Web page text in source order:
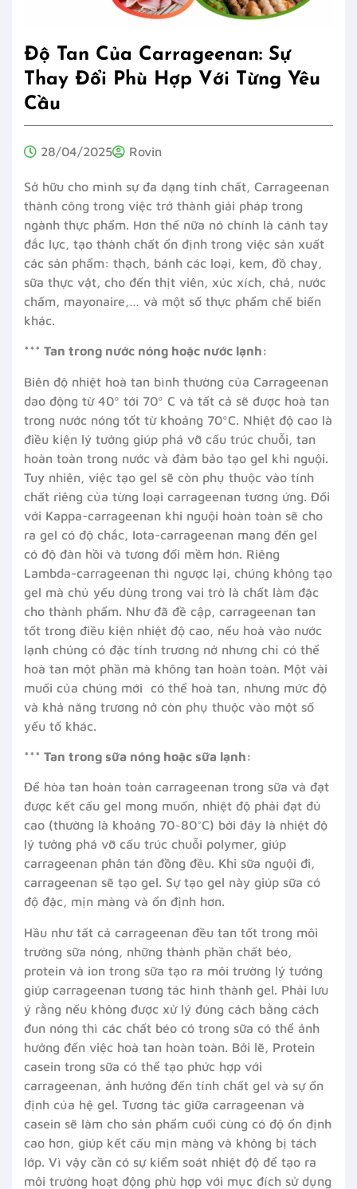
Độ Tan Của Carrageenan: Sự
Thay Đổi Phù Hợp Với Từng Yêu
Cầu
28/04/2025 Rovin
Sở hữu cho mình sự đa dạng tính chất, Carrageenan
thành công trong việc trở thành giải pháp trong
ngành thực phẩm. Hơn thế nữa nó chính là cánh tay
đắc lực, tạo thành chất ổn định trong việc sản xuất
các sản phẩm: thạch, bánh các loại, kem, đồ chay,
sữa thực vật, cho đến thịt viên, xúc xích, chả, nước
chấm, mayonaire,… và một số thực phẩm chế biến
khác.
*** Tan trong nước nóng hoặc nước lạnh:
Biên độ nhiệt hoà tan bình thường của Carrageenan
dao động từ 40º tới 70º C và tất cả sẽ được hoà tan
trong nước nóng tốt từ khoảng 70ºC. Nhiệt độ cao là
điều kiện lý tưởng giúp phá vỡ cấu trúc chuỗi, tan
hoàn toàn trong nước và đảm bảo tạo gel khi nguội.
Tuy nhiên, việc tạo gel sẽ còn phụ thuộc vào tính
chất riêng của từng loại carrageenan tương ứng. Đối
với Kappa-carrageenan khi nguội hoàn toàn sẽ cho
ra gel có độ chắc, Iota-carrageenan mang đến gel
có độ đàn hồi và tương đối mềm hơn. Riêng
Lambda-carrageenan thì ngược lại, chúng không tạo
gel mà chủ yếu dùng trong vai trò là chất làm đặc
cho thành phẩm. Như đã đề cập, carrageenan tan
tốt trong điều kiện nhiệt độ cao, nếu hoà vào nước
lạnh chúng có đặc tính trương nở nhưng chỉ có thể
hoà tan một phần mà không tan hoàn toàn. Một vài
muối của chúng mới có thể hoà tan, nhưng mức độ
và khả năng trương nở còn phụ thuộc vào một số
yếu tố khác.
*** Tan trong sữa nóng hoặc sữa lạnh:
Để hòa tan hoàn toàn carrageenan trong sữa và đạt
được kết cấu gel mong muốn, nhiệt độ phải đạt đủ
cao (thường là khoảng 70~80°C) bởi đây là nhiệt độ
lý tưởng phá vỡ cấu trúc chuỗi polymer, giúp
carrageenan phân tán đồng đều. Khi sữa nguội đi,
carrageenan sẽ tạo gel. Sự tạo gel này giúp sữa có
độ đặc, mịn màng và ổn định hơn.
Hầu như tất cả carrageenan đều tan tốt trong môi
trường sữa nóng, những thành phần chất béo,
protein và ion trong sữa tạo ra môi trường lý tưởng
giúp carrageenan tương tác hình thành gel. Phải lưu
ý rằng nếu không được xử lý đúng cách bằng cách
đun nóng thì các chất béo có trong sữa có thể ảnh
hưởng đến việc hoà tan hoàn toàn. Bởi lẽ, Protein
casein trong sữa có thể tạo phức hợp với
carrageenan, ảnh hưởng đến tính chất gel và sự ổn
định của hệ gel. Tương tác giữa carrageenan và
casein sẽ làm cho sản phẩm cuối cùng có độ ổn định
cao hơn, giúp kết cấu mịn màng và không bị tách
lớp. Vì vậy cần có sự kiểm soát nhiệt độ để tạo ra
môi trường hoạt động phù hợp với mục đích sử dụng